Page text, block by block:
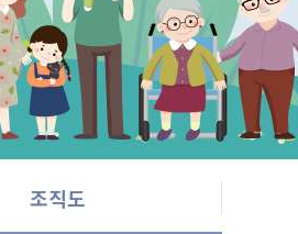
조직도